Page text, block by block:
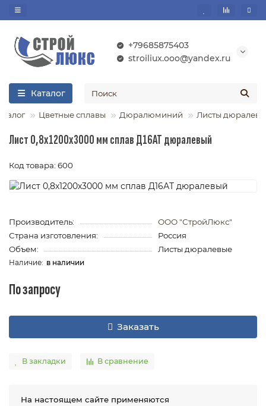
+79685875403
stroiliux.ooo@yandex.ru
Каталог
Цветные сплавы Дюралюминий Листы
Лист 0,8х1200х3000 мм сплав Д16АТ дюралевый
Код товара: 600
Производитель:
ООО "СтройЛюкс"
Страна изготовления:
Россия
Объем:
Листы дюралевые
в наличии
По запросу
Заказать
В закладки В сравнение
На настоящем сайте применяются